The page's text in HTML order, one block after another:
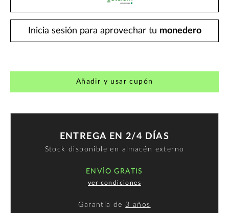
Inicia sesión para aprovechar tu monedero
Añadir y usar cupón
ENTREGA EN 2/4 DÍAS
Stock disponible en almacén externo
ENVÍO GRATIS
ver condiciones
Garantía de 3 años